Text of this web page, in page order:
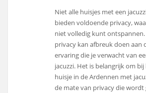
Niet alle huisjes met een
bieden voldoende privacy,
niet volledig kunt
privacy kan afbreuk doen aan
ervaring die je verwacht van
jacuzzi. Het is belangrijk om
huisje in de Ardennen met
de mate van privacy die wordt